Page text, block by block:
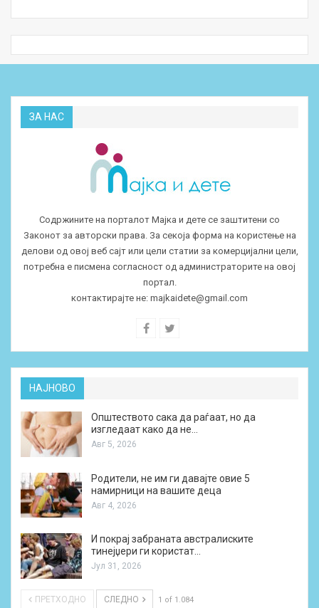
ЗА НАС
Содржините на порталот Мајка и дете се заштитени со
Законот за авторски права. За секоја форма на користење на
делови од овој веб сајт или цели статии за комерцијални цели,
потребна е писмена согласност од администраторите на овој
портал.
контактирајте не: majkaidete@gmail.com
НАЈНОВО
Општеството сака да раѓаат, но да
изгледаат како да не…
Авг 5, 2026
Родители, не им ги давајте овие 5
намирници на вашите деца
Авг 4, 2026
И покрај забраната австралиските
тинејџери ги користат…
Јул 31, 2026
ПРЕТХОДНО СЛЕДНО 1 of 1.084